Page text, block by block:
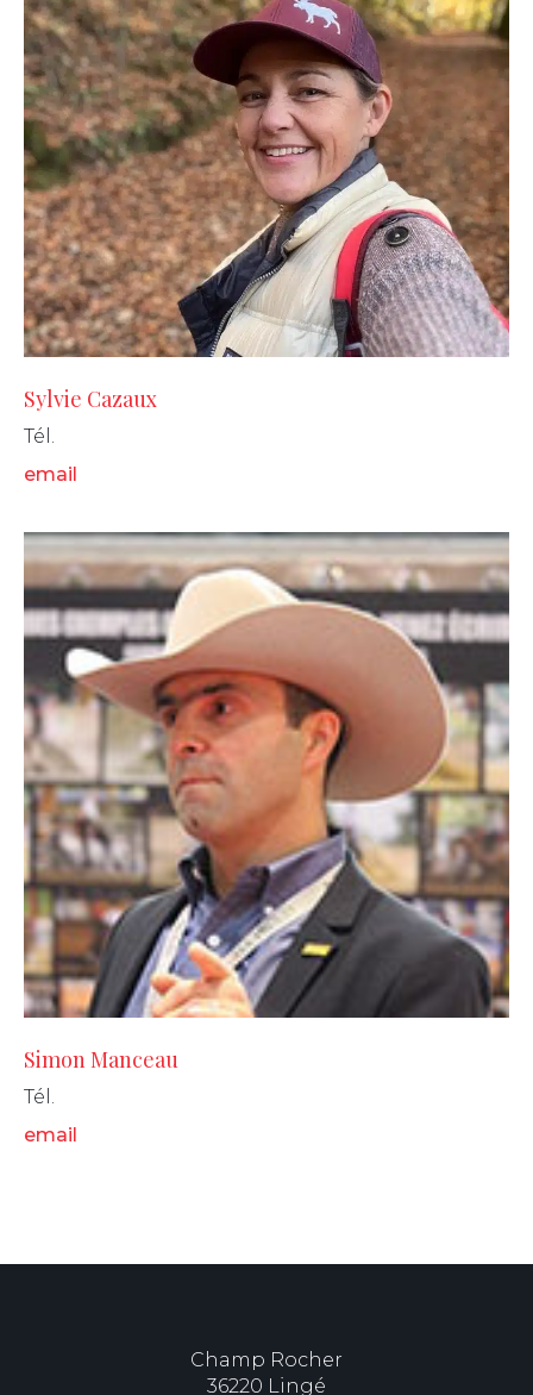
Sylvie Cazaux
Tél.
email
Simon Manceau
Tél.
email
Champ Rocher
36220 Lingé